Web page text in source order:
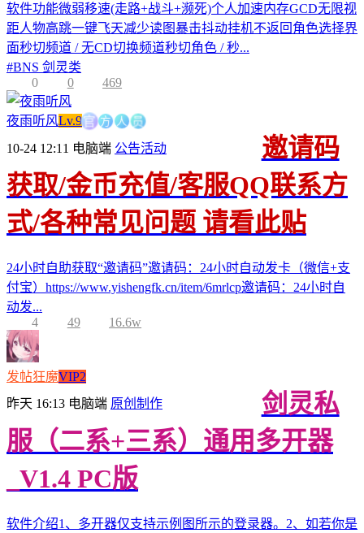
软件功能微弱移速(走路+战斗+濒死)个人加速内存GCD无限视
距人物高跳一键飞天减少读图暴击抖动挂机不返回角色选择界
面秒切频道 / 无CD切换频道秒切角色 / 秒...
#BNS 剑灵类
0
0 469
夜雨听风Lv.9官方人员
10-24 12:11 电脑端 公告活动
邀请码
获取/金币充值/客服QQ联系方
式/各种常见问题 请看此贴
24小时自助获取“邀请码”邀请码：24小时自动发卡（微信+支
付宝）https://www.yishengfk.cn/item/6mrlcp邀请码：24小时自
动发...
4
49 16.6w
发帖狂魔VIP2
昨天 16:13 电脑端 原创制作
剑灵私
服（二系+三系）通用多开器
_V1.4 PC版
软件介绍1、多开器仅支持示例图所示的登录器。2、如若你是